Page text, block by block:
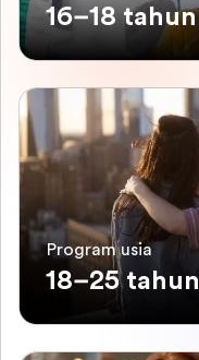
16–18 tahun
Program usia
18–25 tahun